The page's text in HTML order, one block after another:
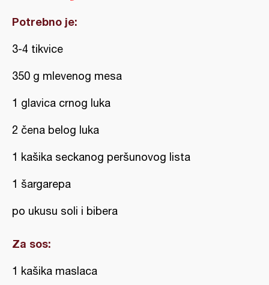
Potrebno je:
3-4 tikvice
350 g mlevenog mesa
1 glavica crnog luka
2 čena belog luka
1 kašika seckanog peršunovog lista
1 šargarepa
po ukusu soli i bibera
Za sos:
1 kašika maslaca